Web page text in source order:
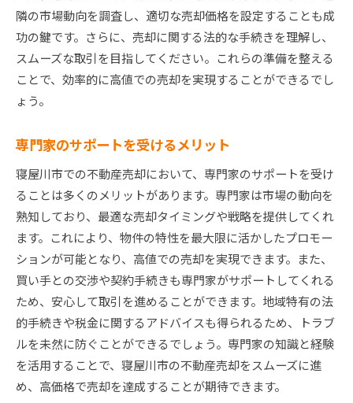
エコで暮らしやすい寝屋川市の特性
地域住民の声を活かした売却活動
寝屋川市不動産売却成功のカギは市場動向の理解
市場動向を読み解くための情報源
市場の変化に対応する柔軟な戦略
専門家が教える動向分析のポイント
将来の市場予測と売却への影響
価値ある売却を実現する寝屋川市不動産売却ステッ
プ
売却計画の立案と実行
寝屋川市での査定プロセスの流れ
成功を引き寄せる契約の交渉
物件価値を引き出すための準備
購入希望者への効果的アプローチ
売却完了までの流れと重要ポイント
隣の市場動向を調査し、適切な売却価格を設定することも成
功の鍵です。さらに、売却に関する法的な手続きを理解し、
スムーズな取引を目指してください。これらの準備を整える
ことで、効率的に高値での売却を実現することができるでし
ょう。
専門家のサポートを受けるメリット
寝屋川市での不動産売却において、専門家のサポートを受け
ることは多くのメリットがあります。専門家は市場の動向を
熟知しており、最適な売却タイミングや戦略を提供してくれ
ます。これにより、物件の特性を最大限に活かしたプロモー
ションが可能となり、高値での売却を実現できます。また、
買い手との交渉や契約手続きも専門家がサポートしてくれる
ため、安心して取引を進めることができます。地域特有の法
的手続きや税金に関するアドバイスも得られるため、トラブ
ルを未然に防ぐことができるでしょう。専門家の知識と経験
を活用することで、寝屋川市の不動産売却をスムーズに進
め、高価格で売却を達成することが期待できます。